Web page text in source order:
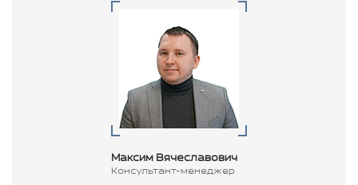
Максим Вячеславович
Консультант-менеджер